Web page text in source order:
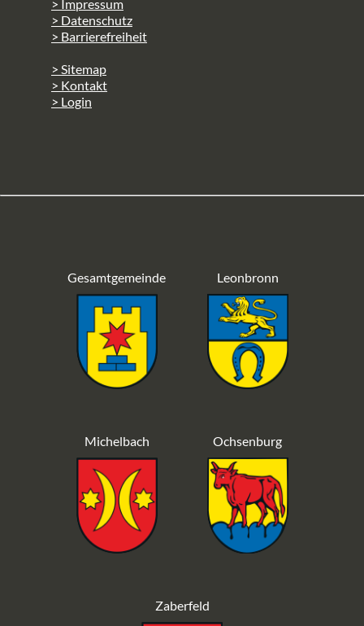
> Impressum
> Datenschutz
> Barrierefreiheit
> Sitemap
> Kontakt
> Login
Gesamtgemeinde Leonbronn
Michelbach Ochsenburg
Zaberfeld